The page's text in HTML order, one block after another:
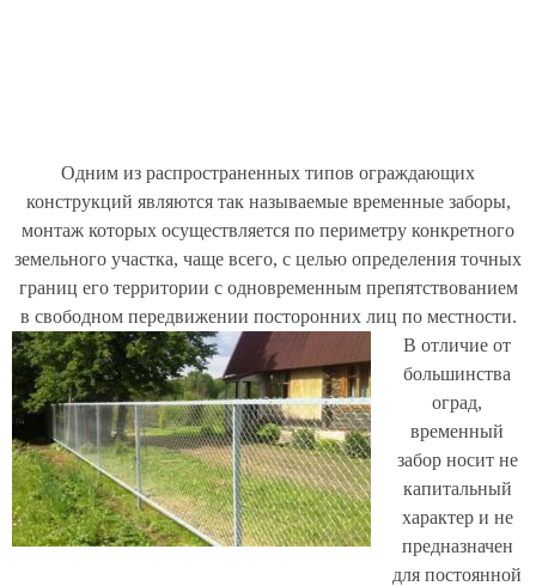
Одним из распространенных типов ограждающих
конструкций являются так называемые временные заборы,
монтаж которых осуществляется по периметру конкретного
земельного участка, чаще всего, с целью определения точных
границ его территории с одновременным препятствованием
в свободном передвижении посторонних лиц по местности.
В отличие от
большинства
оград,
временный
забор носит не
капитальный
характер и не
предназначен
для постоянной